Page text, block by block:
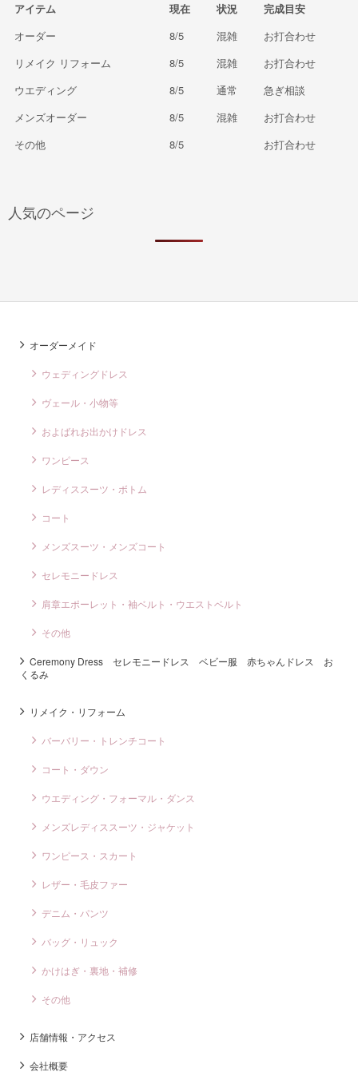
アイテム 現在 状況
完成目安
オーダー
8/5 混雑
お打合わせ
リメイク リフォーム
8/5 混雑
お打合わせ
ウエディング
8/5 通常
急ぎ相談
メンズオーダー
8/5 混雑
お打合わせ
その他
8/5 お打合わせ
人気のページ
オーダーメイド
ウェディングドレス
ヴェール・小物等
およばれお出かけドレス
ワンピース
レディススーツ・ボトム
コート
メンズスーツ・メンズコート
セレモニードレス
肩章エポーレット・袖ベルト・ウエストベルト
その他
Ceremony Dress セレモニードレス ベビー服 赤ちゃんドレス お
くるみ
リメイク・リフォーム
バーバリー・トレンチコート
コート・ダウン
ウエディング・フォーマル・ダンス
メンズレディススーツ・ジャケット
ワンピース・スカート
レザー・毛皮ファー
デニム・パンツ
バッグ・リュック
かけはぎ・裏地・補修
その他
店舗情報・アクセス
会社概要